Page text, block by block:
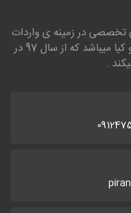
تخصصی در زمینه ی واردات
و پخش لوازم یدکی خودروهای هیوندای و کیا میباشد که از سال 97 در
.